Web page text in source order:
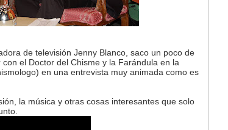
de televisión Jenny Blanco, saco un poco de
el Doctor del Chisme y la Farándula en la
en una entrevista muy animada como es
la música y otras cosas interesantes que solo